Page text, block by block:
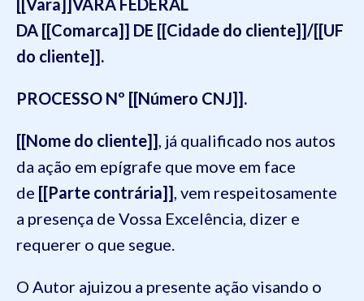
DA [[Comarca]] DE [[Cidade do cliente]]/[[UF
do cliente]].
PROCESSO Nº [[Número CNJ]].
[[Nome do cliente]] , já qualificado nos autos
da ação em epígrafe que move em face
de [[Parte contrária]] , vem respeitosamente
a presença de Vossa Excelência, dizer e
requerer o que segue.
O Autor ajuizou a presente ação visando o